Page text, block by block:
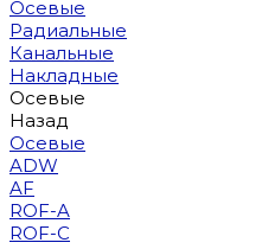
Осевые
Радиальные
Канальные
Накладные
Осевые
Назад
Осевые
ADW
AF
ROF-A
ROF-C